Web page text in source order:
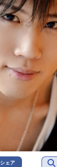
シェア